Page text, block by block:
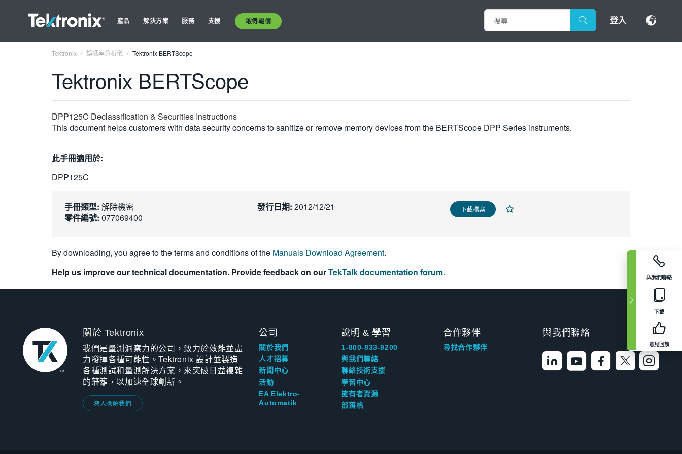
產品 解決方案 服務 支援 取得報價 登入
與我們聯絡
下載
意見回饋
Tektronix 誤碼率分析儀 Tektronix BERTScope
Tektronix BERTScope
DPP125C Declassification & Securities Instructions
This document helps customers with data security concerns to sanitize or remove memory devices from the BERTScope DPP Series instruments.
此手冊適用於:
DPP125C
手冊類型: 解除機密
零件編號: 077069400
發行日期: 2012/12/21 下載檔案
By downloading, you agree to the terms and conditions of the Manuals Download Agreement.
Help us improve our technical documentation. Provide feedback on ourTekTalk documentation forum.
關於 Tektronix
我們是量測洞察力的公司，致力於效能並盡
力發揮各種可能性。Tektronix 設計並製造
各種測試和量測解決方案，來突破日益複雜
的藩籬，以加速全球創新。
深入瞭解我們
公司
關於我們
人才招募
新聞中心
活動
EA Elektro-
Automatik
說明 & 學習
1-800-833-9200
與我們聯絡
聯絡技術支援
學習中心
擁有者資源
部落格
合作夥伴
尋找合作夥伴
與我們聯絡